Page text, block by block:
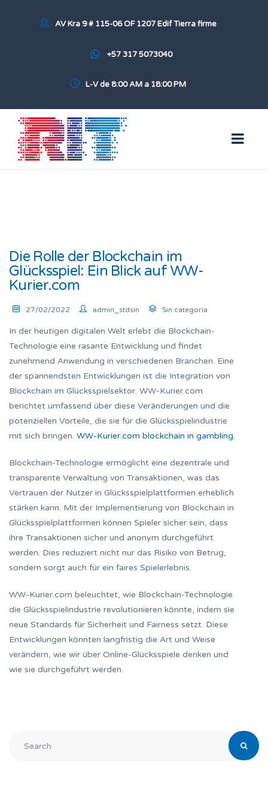
AV Kra 9 # 115-06 OF 1207 Edif Tierra firme
+57 317 5073040
L-V de 8:00 AM a 18:00 PM
Die Rolle der Blockchain im
Glücksspiel: Ein Blick auf WW-
Kurier.com
27/02/2022 admin_stdsin Sin categoría
In der heutigen digitalen Welt erlebt die Blockchain-
Technologie eine rasante Entwicklung und findet
zunehmend Anwendung in verschiedenen Branchen. Eine
der spannendsten Entwicklungen ist die Integration von
Blockchain im Glücksspielsektor. WW-Kurier.com
berichtet umfassend über diese Veränderungen und die
potenziellen Vorteile, die sie für die Glücksspielindustrie
mit sich bringen. WW-Kurier.com blockchain in gambling.
Blockchain-Technologie ermöglicht eine dezentrale und
transparente Verwaltung von Transaktionen, was das
Vertrauen der Nutzer in Glücksspielplattformen erheblich
stärken kann. Mit der Implementierung von Blockchain in
Glücksspielplattformen können Spieler sicher sein, dass
ihre Transaktionen sicher und anonym durchgeführt
werden. Dies reduziert nicht nur das Risiko von Betrug,
sondern sorgt auch für ein faires Spielerlebnis.
WW-Kurier.com beleuchtet, wie Blockchain-Technologie
die Glücksspielindustrie revolutionieren könnte, indem sie
neue Standards für Sicherheit und Fairness setzt. Diese
Entwicklungen könnten langfristig die Art und Weise
verändern, wie wir über Online-Glücksspiele denken und
wie sie durchgeführt werden.